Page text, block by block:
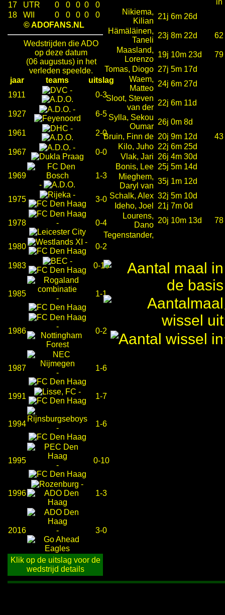
17
UTR 0 0 0 0
0
18
WII 0 0 0 0
0
© ADOFANS.NL
Wedstrijden die ADO
op deze datum
(06 augustus) in het
verleden speelde.
jaar
teams
uitslag
1911
-
0-3
1927
-
6-5
1961
-
2-0
1967
-
0-0
1969
-
1-3
1975
-
3-0
1978 - 0-4
1980
-
0-2
1983
-
0-10
1985
-
1-1
1986
-
0-2
1987
-
1-6
1991
-
1-7
1994 - 1-6
1995
-
0-10
1996
-
1-3
2016 - 3-0
Klik op de uitslag voor de
wedstrijd details
Nikiema,
Kilian
21j 6m 26d
Hämäläinen,
Taneli
23j 8m 22d
62
Maasland,
Lorenzo
19j 10m 23d
79
Tomas, Diogo 27j 5m 17d
Waem,
Matteo
24j 6m 27d
Sloot, Steven
van der
22j 6m 11d
Sylla, Sekou
Oumar
26j 0m 8d
Bruin, Finn de 20j 9m 12d
43
Kilo, Juho 22j 6m 25d
Vlak, Jari 26j 4m 30d
Bonis, Lee 25j 5m 14d
Mieghem,
Daryl van
35j 1m 12d
Schalk, Alex 32j 5m 10d
Ideho, Joel
21j 7m 0d
Lourens,
Dano
20j 10m 13d
78
Tegenstander,